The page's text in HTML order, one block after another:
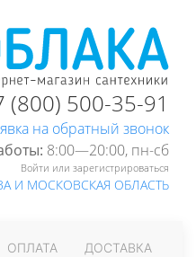
(800) 500-35-91
на обратный звонок
8:00—20:00, пн-cб
Войти или зарегистрироваться
И МОСКОВСКАЯ ОБЛАСТЬ
ОПЛАТА ДОСТАВКА